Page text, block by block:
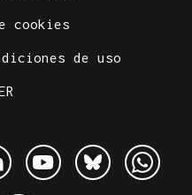
cookies
de uso